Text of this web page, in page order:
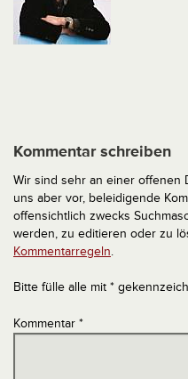
Kommentar schreiben
Wir sind sehr an einer offenen
uns aber vor, beleidigende
offensichtlich zwecks
werden, zu editieren oder zu
Kommentarregeln.
Bitte fülle alle mit *
Kommentar *